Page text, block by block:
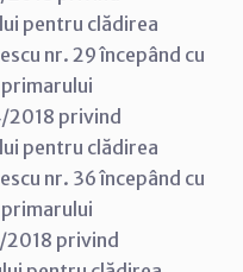
pentru clădirea
nr. 29 începând cu
2018 privind
pentru clădirea
nr. 36 începând cu
2018 privind